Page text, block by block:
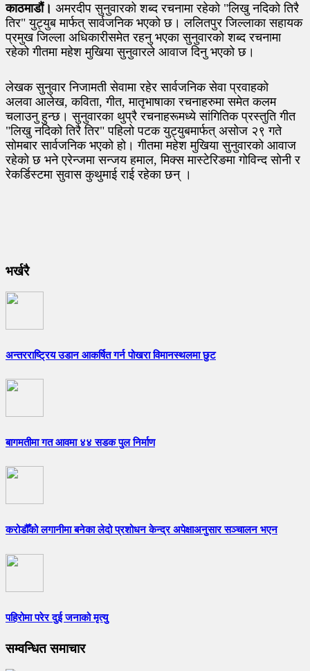
काठमाडौं। अमरदीप सुनुवारको शब्द रचनामा रहेको "लिखु नदिको तिरै
तिर" युट्युब मार्फत् सार्वजनिक भएको छ। ललितपुर जिल्लाका सहायक
प्रमुख जिल्ला अधिकारीसमेत रहनु भएका सुनुवारको शब्द रचनामा
रहेको गीतमा महेश मुखिया सुनुवारले आवाज दिनु भएको छ।
लेखक सुनुवार निजामती सेवामा रहेर सार्वजनिक सेवा प्रवाहको
अलवा आलेख, कविता, गीत, मातृभाषाका रचनाहरुमा समेत कलम
चलाउनु हुन्छ। सुनुवारका थुप्रै रचनाहरूमध्ये सांगितिक प्रस्तुति गीत
"लिखु नदिको तिरै तिर" पहिलो पटक युट्युबमार्फत् असोज २९ गते
सोमबार सार्वजनिक भएको हो। गीतमा महेश मुखिया सुनुवारको आवाज
रहेको छ भने एरेन्जमा सन्जय हमाल, मिक्स मास्टेरिङमा गोविन्द सोनी र
रेकर्डिस्टमा सुवास कुथुमाई राई रहेका छन् ।
भर्खरै
अन्तरराष्ट्रिय उडान आकर्षित गर्न पोखरा विमानस्थलमा छुट
बागमतीमा गत आवमा ४४ सडक पुल निर्माण
करोडौँको लगानीमा बनेका लेदो प्रशोधन केन्द्र अपेक्षाअनुसार सञ्चालन भएन
पहिरोमा परेर दुई जनाको मृत्यु
सम्वन्धित समाचार